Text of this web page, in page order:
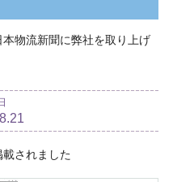
物流新聞に弊社を取り上げ
載されました